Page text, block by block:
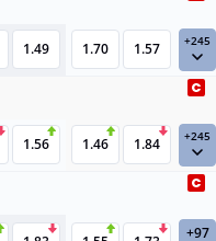
1.49 1.70 1.57 +245
1.56 1.46 1.84 +245
+97